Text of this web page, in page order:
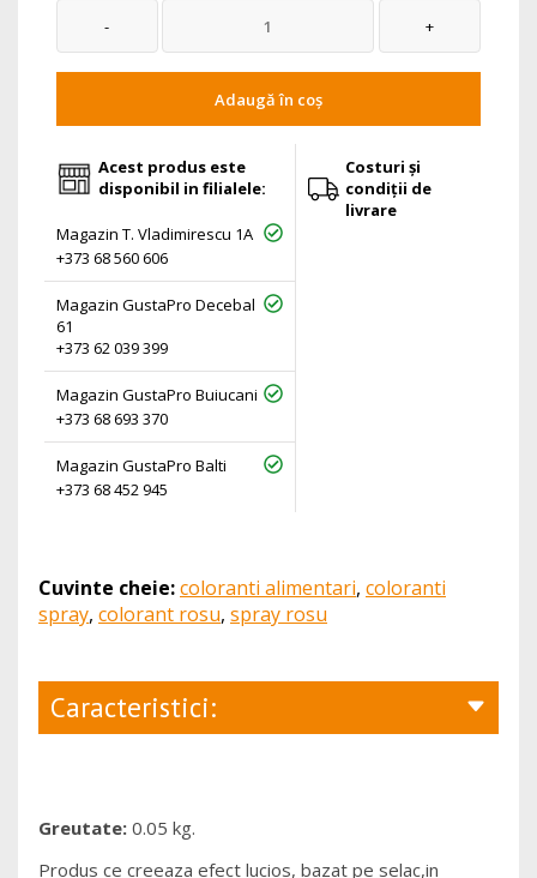
Adaugă în coș
Acest produs este
disponibil in filialele:
Magazin T. Vladimirescu 1A
+373 68 560 606
Magazin GustaPro Decebal
61
+373 62 039 399
Magazin GustaPro Buiucani
+373 68 693 370
Magazin GustaPro Balti
+373 68 452 945
Costuri și
condiții de
livrare
Cuvinte cheie:coloranti alimentari, coloranti
spray, colorant rosu, spray rosu
Caracteristici:
Greutate: 0.05 kg.
Produs ce creeaza efect lucios, bazat pe selac,in